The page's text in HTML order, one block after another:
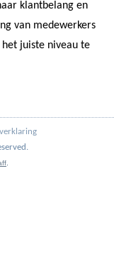
klantbelang en
van medewerkers
juiste niveau te